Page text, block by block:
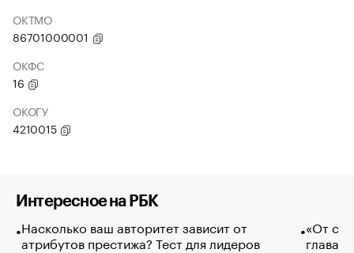
ОКТМО
86701000001
ОКФС
16
ОКОГУ
4210015
Интересное на РБК
Насколько ваш авторитет зависит от
атрибутов престижа? Тест для лидеров
«От
глава